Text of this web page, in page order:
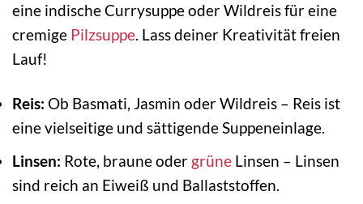
eine indische Currysuppe oder Wildreis für eine
cremige Pilzsuppe. Lass deiner Kreativität freien
Lauf!
Reis: Ob Basmati, Jasmin oder Wildreis – Reis ist
eine vielseitige und sättigende Suppeneinlage.
Linsen: Rote, braune oder grüne Linsen – Linsen
sind reich an Eiweiß und Ballaststoffen.